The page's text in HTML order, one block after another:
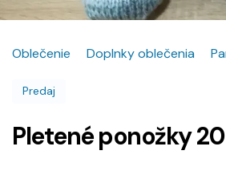
Oblečenie Doplnky oblečenia
Predaj
Pletené ponožky 20